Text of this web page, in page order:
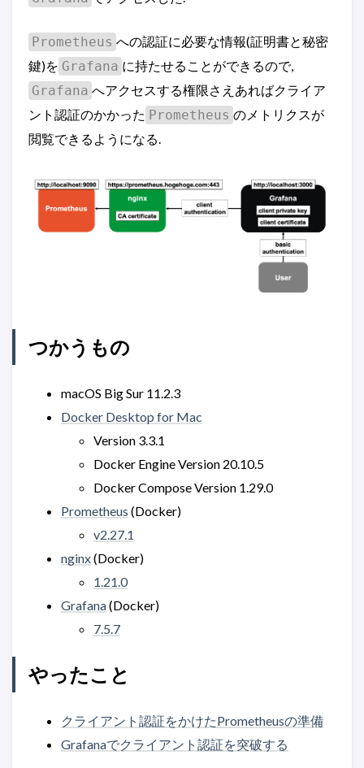
Prometheus への認証に必要な情報(証明書と秘密
鍵)を Grafana に持たせることができるので,
Grafana へアクセスする権限さえあればクライア
ント認証のかかった Prometheus のメトリクスが
閲覧できるようになる.
つかうもの
macOS Big Sur 11.2.3
Docker Desktop for Mac
Version 3.3.1
Docker Engine Version 20.10.5
Docker Compose Version 1.29.0
Prometheus (Docker)
v2.27.1
nginx(Docker)
1.21.0
Grafana(Docker)
7.5.7
やったこと
クライアント認証をかけたPrometheusの準備
Grafanaでクライアント認証を突破する